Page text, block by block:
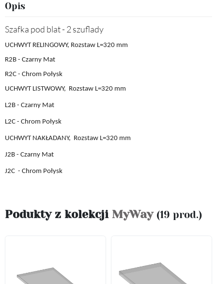
Opis
Szafka pod blat - 2 szuflady
UCHWYT RELINGOWY, Rozstaw L=320 mm
R2B - Czarny Mat
R2C - Chrom Połysk
UCHWYT LISTWOWY, Rozstaw L=320 mm
L2B - Czarny Mat
L2C - Chrom Połysk
UCHWYT NAKŁADANY, Rozstaw L=320 mm
J2B - Czarny Mat
J2C - Chrom Połysk
Podukty z kolekcji MyWay (19 prod.)